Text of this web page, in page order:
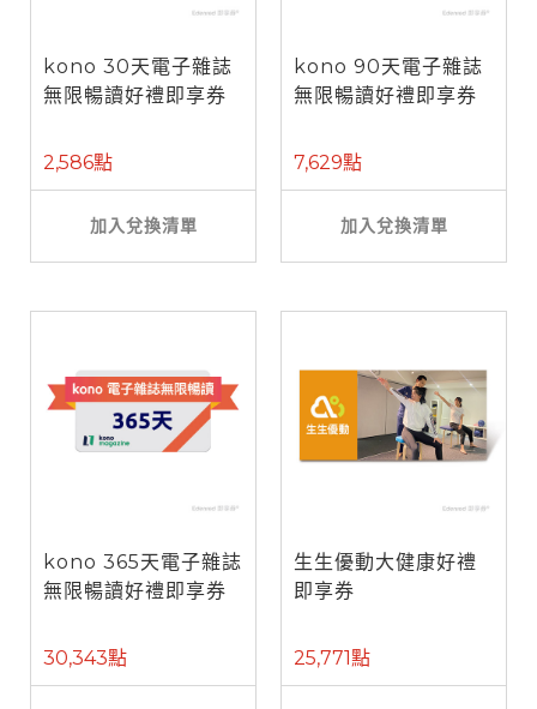
kono 30天電子雜誌
無限暢讀好禮即享券
2,586點
加入兌換清單
kono 90天電子雜誌
無限暢讀好禮即享券
7,629點
加入兌換清單
kono 365天電子雜誌
無限暢讀好禮即享券
30,343點
生生優動大健康好禮
即享券
25,771點